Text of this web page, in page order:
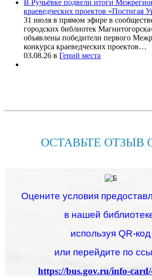
В Ручьёвке подвели итоги
краеведческих проектов «Постигая
31 июля в прямом эфире в
городских библиотек
объявлены победители первого
конкурса краеведческих проектов…
03.08.26 в Гений места
ОСТАВЬТЕ ОТЗЫВ
Оцените условия
в нашей
используя QR-код
или перейдите по
https://bus.gov.ru/info-card/